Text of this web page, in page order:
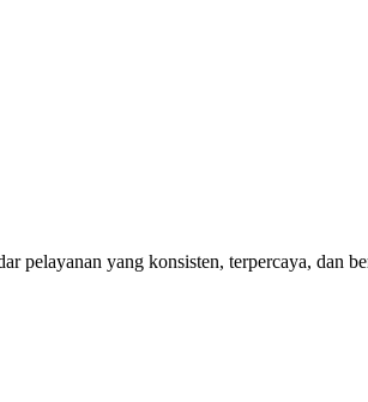
pelayanan yang konsisten, terpercaya, dan